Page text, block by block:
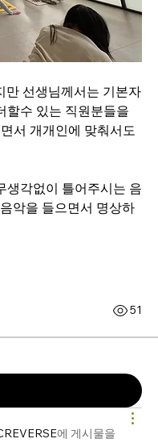
만 선생님께서는 기본자
할수 있는 직원분들을
서 개개인에 맞춰서도
생각없이 틀어주시는 음
악을 들으면서 명상하
51
에 게시물을